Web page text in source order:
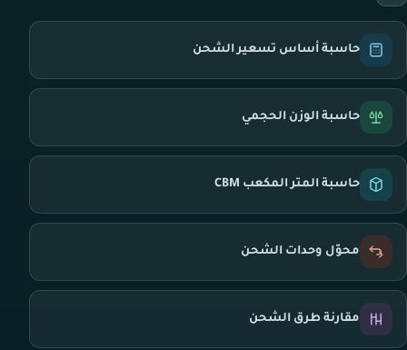
حاسبة أساس تسعير الشحن
حاسبة الوزن الحجمي
حاسبة المتر المكعب CBM
محوّل وحدات الشحن
مقارنة طرق الشحن